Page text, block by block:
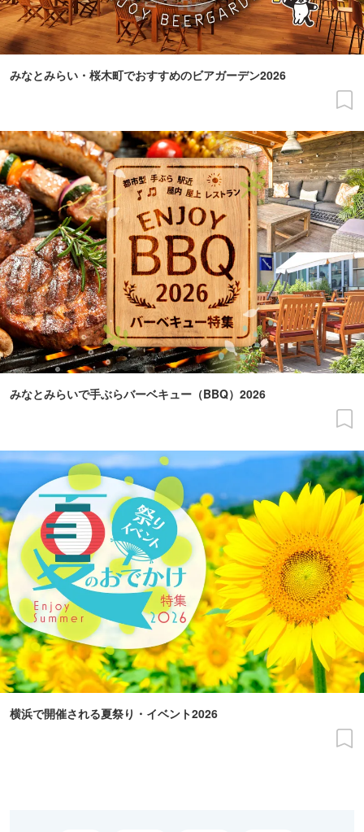
みなとみらい・桜木町でおすすめのビアガーデン2026
みなとみらいで手ぶらバーベキュー（BBQ）2026
横浜で開催される夏祭り・イベント2026